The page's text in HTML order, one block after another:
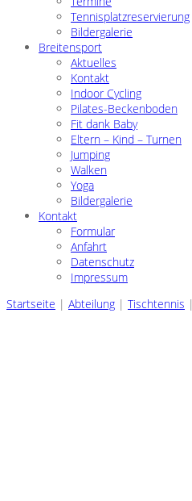
Tennisplatzreservierung
Bildergalerie
Breitensport
Aktuelles
Kontakt
Indoor Cycling
Pilates-Beckenboden
Fit dank Baby
Eltern – Kind – Turnen
Jumping
Walken
Yoga
Bildergalerie
Kontakt
Formular
Anfahrt
Datenschutz
Impressum
Startseite | Abteilung | Tischtennis |